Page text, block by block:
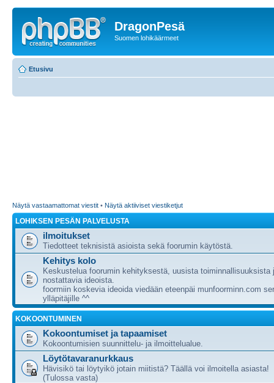
DragonPesä
Suomen lohikäärmeet
Etusivu
Näytä vastaamattomat viestit • Näytä aktiiviset viestiketjut
LOHIKSEN PESÄN PALVELUSTA
ilmoitukset
Tiedotteet teknisistä asioista sekä foorumin käytöstä.
Kehitys kolo
Keskustelua foorumin kehityksestä, uusista toiminnallisuuksista
nostattavia ideoista.
foormiin koskevia ideoida viedään eteenpäi munfoorminn.com
ylläpitäjille ^^
KOKOONTUMINEN
Kokoontumiset ja tapaamiset
Kokoontumisien suunnittelu- ja ilmoittelualue.
Löytötavaranurkkaus
Hävisikö tai löytyikö jotain miitistä? Täällä voi ilmoitella asiasta!
(Tulossa vasta)